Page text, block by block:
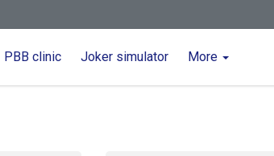
PBB clinic Joker simulator More